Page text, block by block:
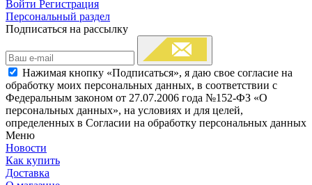
Войти Регистрация
Персональный раздел
Подписаться на рассылку
Нажимая кнопку «Подписаться», я даю свое согласие на
обработку моих персональных данных, в соответствии с
Федеральным законом от 27.07.2006 года №152-ФЗ «О
персональных данных», на условиях и для целей,
определенных в Согласии на обработку персональных данных
Меню
Новости
Как купить
Доставка